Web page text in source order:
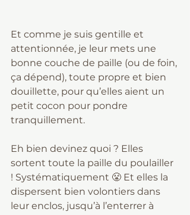
Et comme je suis gentille et
attentionnée, je leur mets une
bonne couche de paille (ou de foin,
ça dépend), toute propre et bien
douillette, pour qu’elles aient un
petit cocon pour pondre
tranquillement.
Eh bien devinez quoi ? Elles
sortent toute la paille du poulailler
! Systématiquement 😤 Et elles la
dispersent bien volontiers dans
leur enclos, jusqu’à l’enterrer à